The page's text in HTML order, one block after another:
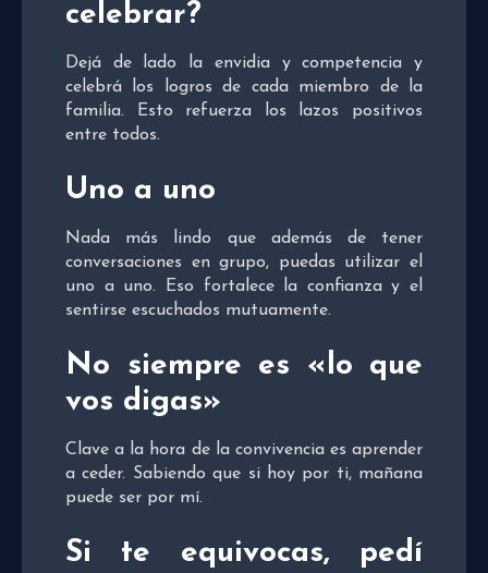
celebrar?
Dejá de lado la envidia y competencia y
celebrá los logros de cada miembro de la
familia. Esto refuerza los lazos positivos
entre todos.
Uno a uno
Nada más lindo que además de tener
conversaciones en grupo, puedas utilizar el
uno a uno. Eso fortalece la confianza y el
sentirse escuchados mutuamente.
No siempre es «lo que
vos digas»
Clave a la hora de la convivencia es aprender
a ceder. Sabiendo que si hoy por ti, mañana
puede ser por mí.
Si te equivocas, pedí